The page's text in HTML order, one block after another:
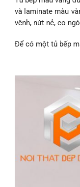
và laminate màu
vênh, nứt nẻ, co
Để có một tủ bếp